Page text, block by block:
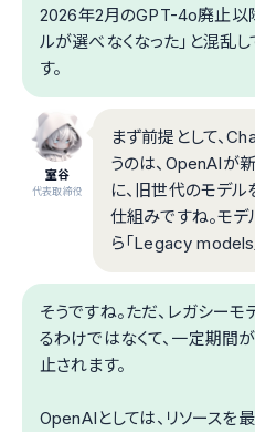
2026年2月のGPT-4o廃止以
ルが選べなくなった」と混乱
す。
室谷
代表取締役
まず前提として、
うのは、OpenAIが
に、旧世代のモデ
仕組みですね。モデ
ら「Legacy models
そうですね。ただ、レガシー
るわけではなくて、一定期間
止されます。
OpenAIとしては、リソースを